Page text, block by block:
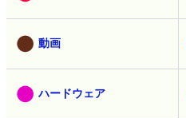
動画
ハードウェア